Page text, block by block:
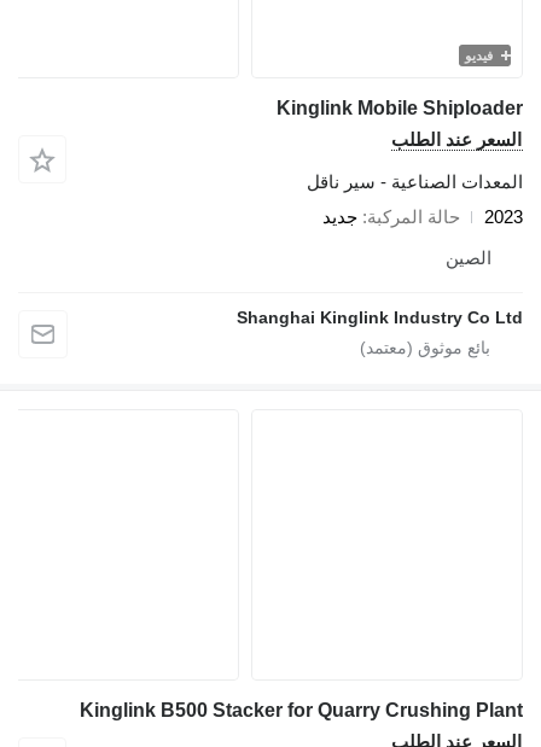
فيديو
Kinglink Mobile Shiploader
السعر عند الطلب
المعدات الصناعية - سير ناقل
2023
حالة المركبة جديد
الصين
Shanghai Kinglink Industry Co Ltd
Kinglink B500 Stacker for Quarry Crushing Plant
السعر عند الطلب